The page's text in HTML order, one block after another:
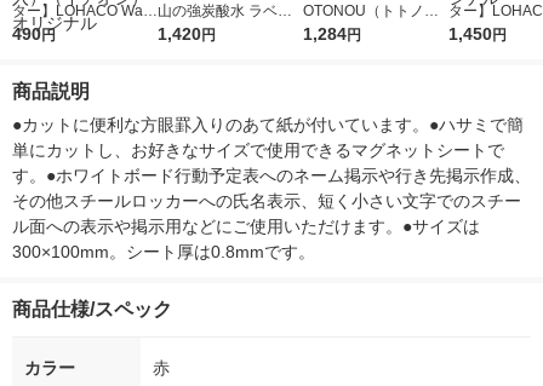
ター】LOHACO Wate
r（ロハコウォータ
シ） オリジナル
490円
山の強炭酸水 ラベル
レス 500ml 1箱（24
1,420円
OTONOU（トトノ
ウ） by BLACK無糖 5
1,284円
ター】
r 410ml 1箱（
1,450円
商品説明
●カットに便利な方眼罫入りのあて紙が付いています。●ハサミで簡
単にカットし、お好きなサイズで使用できるマグネットシートで
す。●ホワイトボード行動予定表へのネーム掲示や行き先掲示作成、
その他スチールロッカーへの氏名表示、短く小さい文字でのスチー
ル面への表示や掲示用などにご使用いただけます。●サイズは
300×100mm。シート厚は0.8mmです。
商品仕様/スペック
カラー 赤